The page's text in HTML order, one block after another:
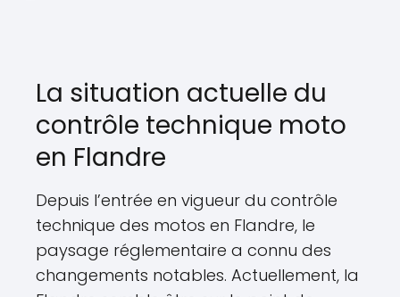
La situation actuelle du
contrôle technique moto
en Flandre
Depuis l’entrée en vigueur du contrôle
technique des motos en Flandre, le
paysage réglementaire a connu des
changements notables. Actuellement, la